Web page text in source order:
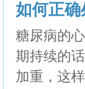
如何正
糖尿病的
期持续的
加重，这